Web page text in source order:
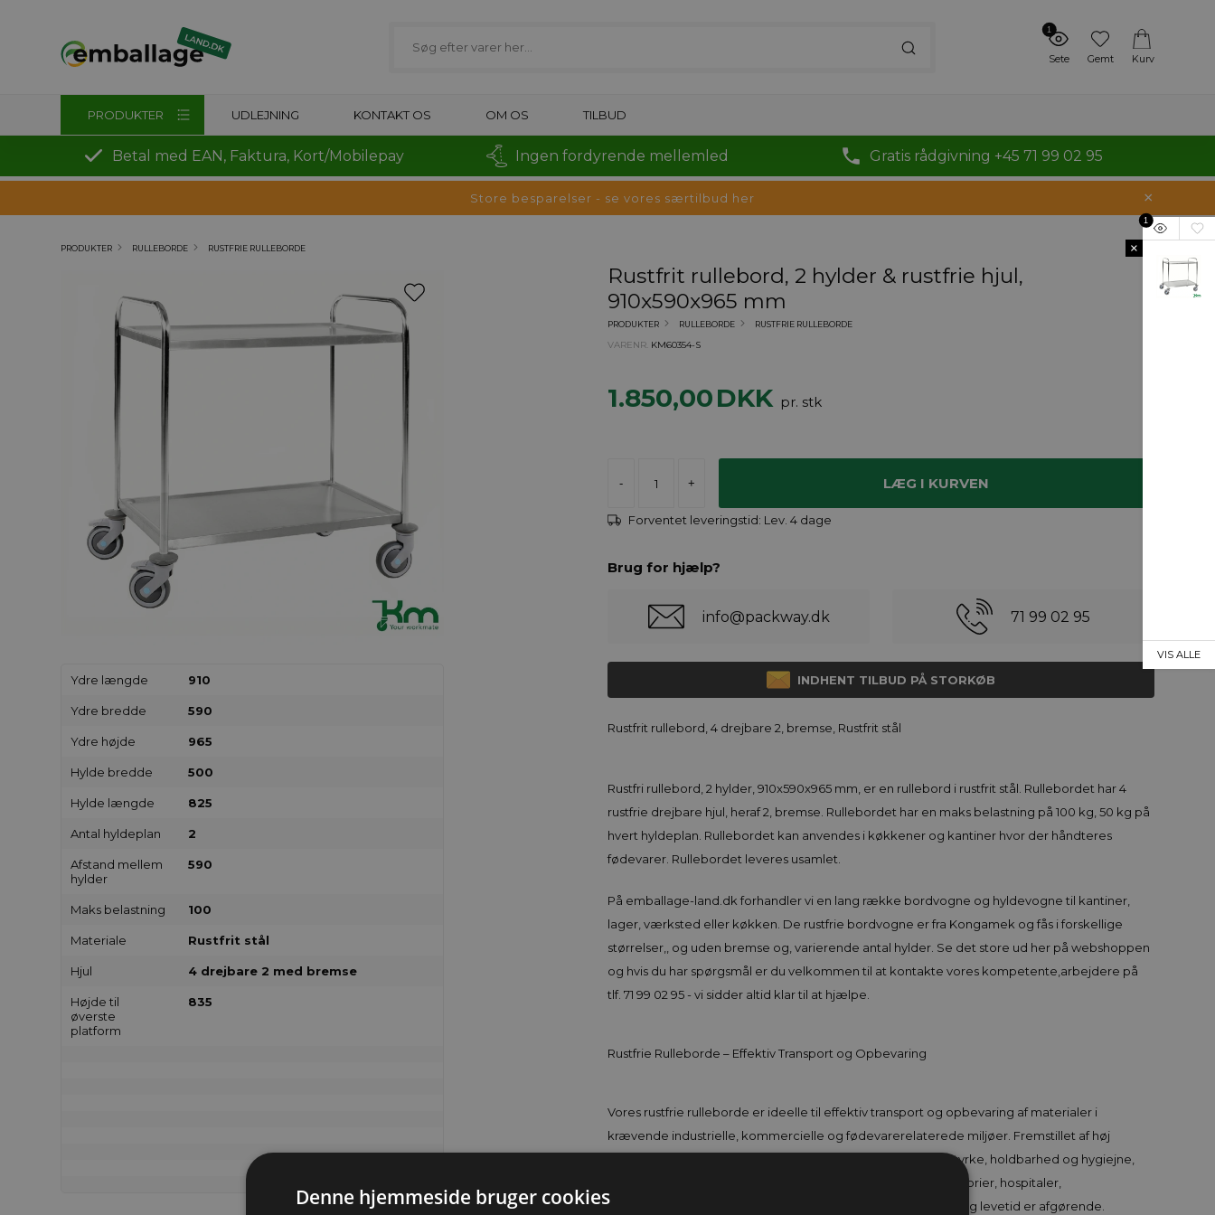
1
Sete Gemt Kurv
PRODUKTER UDLEJNING KONTAKT OS OM OS TILBUD
Betal med EAN, Faktura, Kort/Mobilepay Ingen fordyrende mellemled Gratis rådgivning +45 71 99 02 95
Store besparelser - se vores særtilbud her
PRODUKTER RULLEBORDE RUSTFRIE RULLEBORDE
Ydre længde 910
Ydre bredde 590
Ydre højde 965
Hylde bredde 500
Hylde længde 825
Antal hyldeplan 2
Afstand mellem
hylder
590
Maks belastning 100
Materiale Rustfrit stål
Hjul 4 drejbare 2 med bremse
Højde til
øverste
platform
835
Rustfrit rullebord, 2 hylder & rustfrie hjul,
910x590x965 mm
PRODUKTER RULLEBORDE RUSTFRIE RULLEBORDE
VARENR. KM60354-S
1.850,00DKK pr. stk
- +
Forventet leveringstid: Lev. 4 dage
Brug for hjælp?
info@packway.dk 71 99 02 95
INDHENT TILBUD PÅ STORKØB
Rustfrit rullebord, 4 drejbare 2, bremse, Rustfrit stål
Rustfri rullebord, 2 hylder, 910x590x965 mm, er en rullebord i rustfrit stål. Rullebordet har 4
rustfrie drejbare hjul, heraf 2, bremse. Rullebordet har en maks belastning på 100 kg, 50 kg på
hvert hyldeplan. Rullebordet kan anvendes i køkkener og kantiner hvor der håndteres
fødevarer. Rullebordet leveres usamlet.
På emballage-land.dk forhandler vi en lang række bordvogne og hyldevogne til kantiner,
lager, værksted eller køkken. De rustfrie bordvogne er fra Kongamek og fås i forskellige
størrelser,, og uden bremse og, varierende antal hylder. Se det store ud her på webshoppen
og hvis du har spørgsmål er du velkommen til at kontakte vores kompetente,arbejdere på
tlf. 71 99 02 95 - vi sidder altid klar til at hjælpe.
Rustfrie Rulleborde – Effektiv Transport og Opbevaring
Vores rustfrie rulleborde er ideelle til effektiv transport og opbevaring af materialer i
krævende industrielle, kommercielle og fødevarerelaterede miljøer. Fremstillet af høj
kvalitet rustfrit stål, tilbyder disse borde en kombination af styrke, holdbarhed og hygiejne,
hvilket gør dem perfekt egnede til brug i værksteder, laboratorier, hospitaler,
fødevareproduktion og andre områder, hvor renlighed og lang levetid er afgørende.
1
×
VIS ALLE
Denne hjemmeside bruger cookies